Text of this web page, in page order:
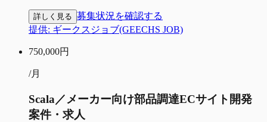
詳しく見る 募集状況を確認する
提供: ギークスジョブ(GEECHS JOB)
750,000円
/月
Scala／メーカー向け部品調達ECサイト開発
案件・求人